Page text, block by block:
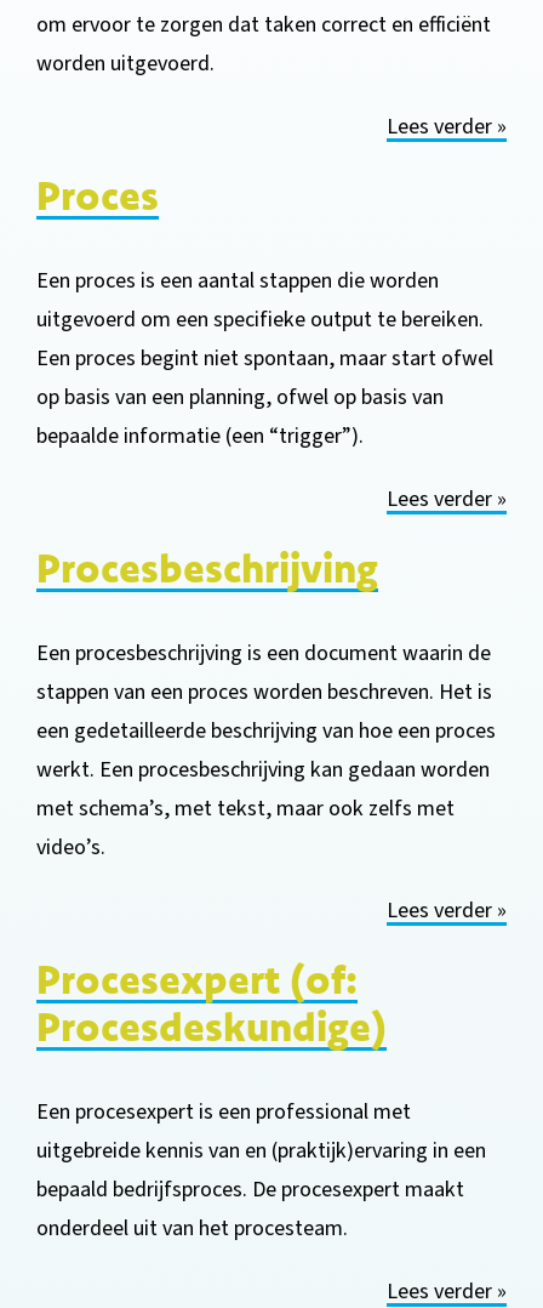
om ervoor te zorgen dat taken correct en efficiënt
worden uitgevoerd.
Lees verder »
Proces
Een proces is een aantal stappen die worden
uitgevoerd om een specifieke output te bereiken.
Een proces begint niet spontaan, maar start ofwel
op basis van een planning, ofwel op basis van
bepaalde informatie (een “trigger”).
Lees verder »
Procesbeschrijving
Een procesbeschrijving is een document waarin de
stappen van een proces worden beschreven. Het is
een gedetailleerde beschrijving van hoe een proces
werkt. Een procesbeschrijving kan gedaan worden
met schema’s, met tekst, maar ook zelfs met
video’s.
Lees verder »
Procesexpert (of:
Procesdeskundige)
Een procesexpert is een professional met
uitgebreide kennis van en (praktijk)ervaring in een
bepaald bedrijfsproces. De procesexpert maakt
onderdeel uit van het procesteam.
Lees verder »